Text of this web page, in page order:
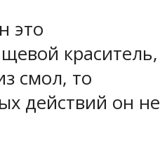
это
краситель,
смол, то
действий он не